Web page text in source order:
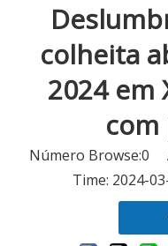
colheita
2024 em
com
Número Browse:0
Time: 2024-